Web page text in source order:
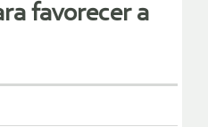
favorecer a